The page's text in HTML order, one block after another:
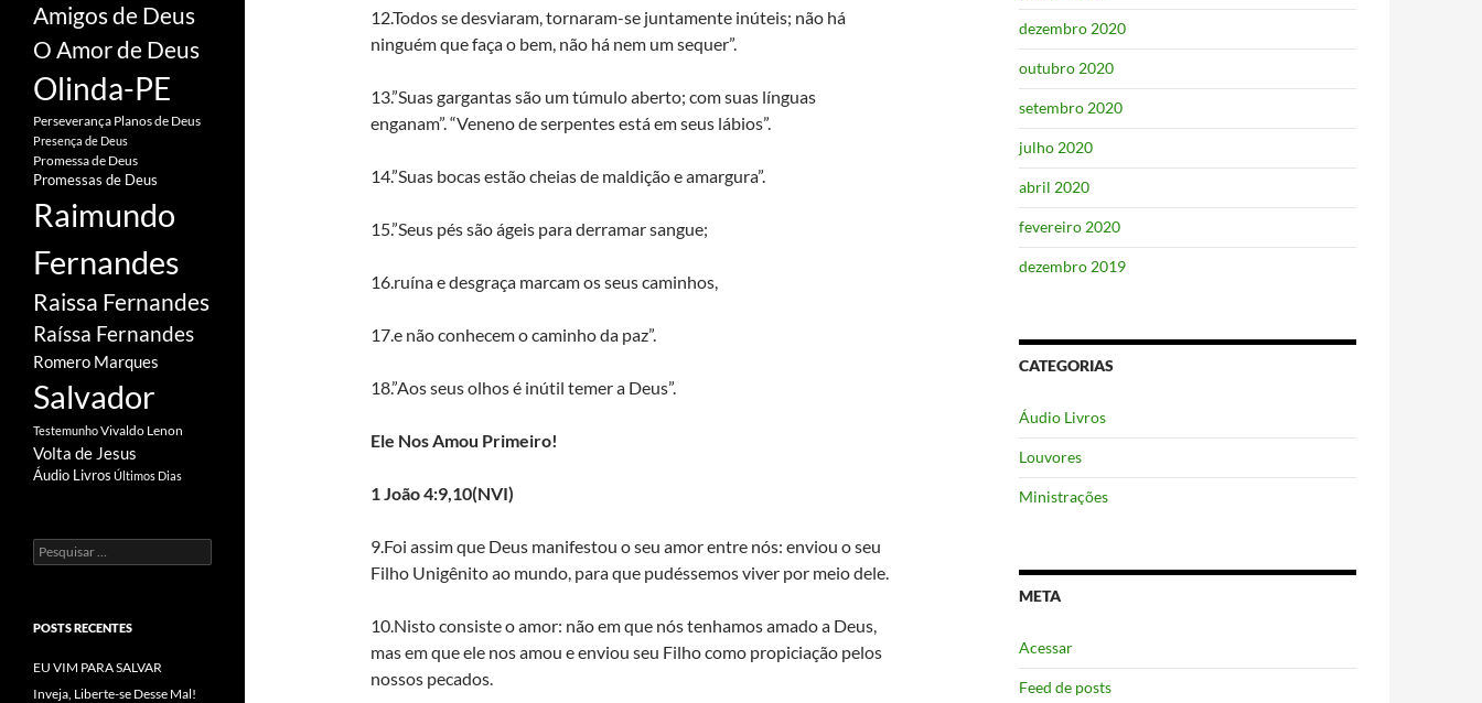
12.Todos se desviaram, tornaram-se juntamente inúteis; não há
ninguém que faça o bem, não há nem um sequer”.
13.”Suas gargantas são um túmulo aberto; com suas línguas
enganam”. “Veneno de serpentes está em seus lábios”.
14.”Suas bocas estão cheias de maldição e amargura”.
15.”Seus pés são ágeis para derramar sangue;
16.ruína e desgraça marcam os seus caminhos,
17.e não conhecem o caminho da paz”.
18.”Aos seus olhos é inútil temer a Deus”.
Ele Nos Amou Primeiro!
1 João 4:9,10(NVI)
9.Foi assim que Deus manifestou o seu amor entre nós: enviou o seu
Filho Unigênito ao mundo, para que pudéssemos viver por meio dele.
10.Nisto consiste o amor: não em que nós tenhamos amado a Deus,
mas em que ele nos amou e enviou seu Filho como propiciação pelos
nossos pecados.
dezembro 2020
outubro 2020
setembro 2020
julho 2020
abril 2020
fevereiro 2020
dezembro 2019
CATEGORIAS
Áudio Livros
Louvores
Ministrações
META
Acessar
Feed de posts
Amigos de Deus
O Amor de Deus
Olinda-PE
Perseverança Planos de Deus
Presença de Deus
Promessa de Deus
Promessas de Deus
Raimundo
Fernandes
Raissa Fernandes
Raíssa Fernandes
Romero Marques
Salvador
TestemunhoVivaldo Lenon
Volta de Jesus
Áudio Livros Últimos Dias
Pesquisar
por:
POSTS RECENTES
EU VIM PARA SALVAR
Inveja, Liberte-se Desse Mal!